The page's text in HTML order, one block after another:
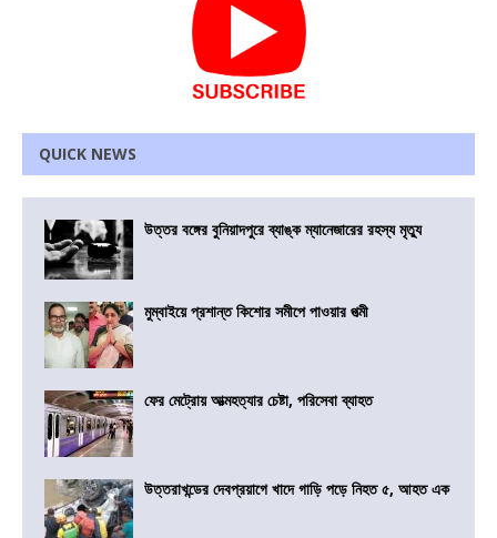
QUICK NEWS
উত্তর বঙ্গের বুনিয়াদপুরে ব্যাঙ্ক ম্যানেজারের রহস্য মৃত্যু
মুম্বাইয়ে প্রশান্ত কিশোর সমীপে পাওয়ার পত্মী
ফের মেট্রোয় আত্মহত্যার চেষ্টা, পরিসেবা ব্যাহত
উত্তরাখন্ডের দেবপ্রয়াগে খাদে গাড়ি পড়ে নিহত ৫, আহত এক